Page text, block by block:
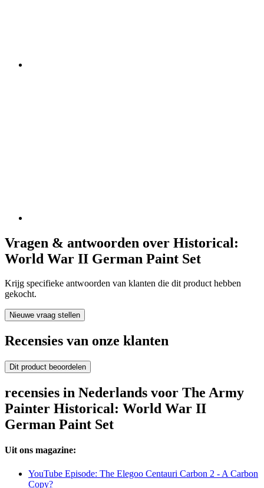
Vragen & antwoorden over Historical:
World War II German Paint Set
Krijg specifieke antwoorden van klanten die dit product hebben
gekocht.
Nieuwe vraag stellen
Recensies van onze klanten
Dit product beoordelen
recensies in Nederlands voor The Army
Painter Historical: World War II
German Paint Set
Uit ons magazine:
YouTube Episode: The Elegoo Centauri Carbon 2 - A Carbon
Copy?